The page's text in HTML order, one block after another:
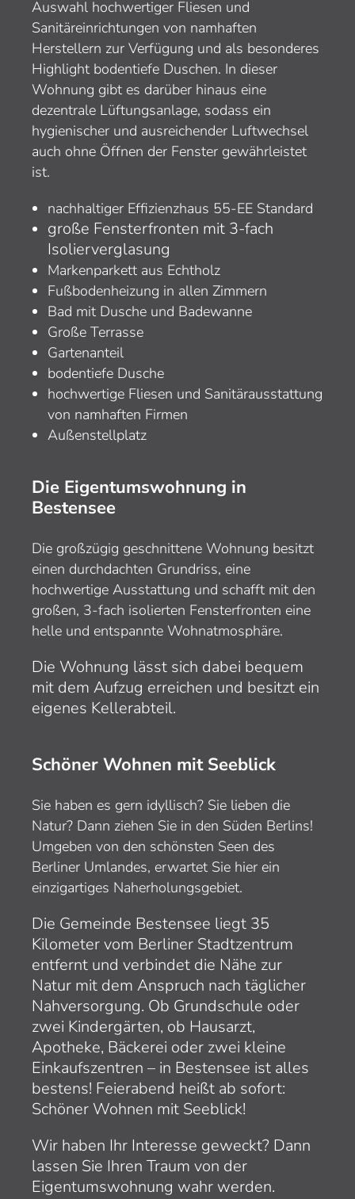
Auswahl hochwertiger Fliesen und
Sanitäreinrichtungen von namhaften
Herstellern zur Verfügung und als besonderes
Highlight bodentiefe Duschen. In dieser
Wohnung gibt es darüber hinaus eine
dezentrale Lüftungsanlage, sodass ein
hygienischer und ausreichender Luftwechsel
auch ohne Öffnen der Fenster gewährleistet
ist.
nachhaltiger Effizienzhaus 55-EE Standard
große Fensterfronten mit 3-fach
Isolierverglasung
Markenparkett aus Echtholz
Fußbodenheizung in allen Zimmern
Bad mit Dusche und Badewanne
Große Terrasse
Gartenanteil
bodentiefe Dusche
hochwertige Fliesen und Sanitärausstattung
von namhaften Firmen
Außenstellplatz
Die Eigentumswohnung in
Bestensee
Die großzügig geschnittene Wohnung besitzt
einen durchdachten Grundriss, eine
hochwertige Ausstattung und schafft mit den
großen, 3-fach isolierten Fensterfronten eine
helle und entspannte Wohnatmosphäre.
Die Wohnung lässt sich dabei bequem
mit dem Aufzug erreichen und besitzt ein
eigenes Kellerabteil.
Schöner Wohnen mit Seeblick
Sie haben es gern idyllisch? Sie lieben die
Natur? Dann ziehen Sie in den Süden Berlins!
Umgeben von den schönsten Seen des
Berliner Umlandes, erwartet Sie hier ein
einzigartiges Naherholungsgebiet.
Die Gemeinde Bestensee liegt 35
Kilometer vom Berliner Stadtzentrum
entfernt und verbindet die Nähe zur
Natur mit dem Anspruch nach täglicher
Nahversorgung. Ob Grundschule oder
zwei Kindergärten, ob Hausarzt,
Apotheke, Bäckerei oder zwei kleine
Einkaufszentren – in Bestensee ist alles
bestens! Feierabend heißt ab sofort:
Schöner Wohnen mit Seeblick!
Wir haben Ihr Interesse geweckt? Dann
lassen Sie Ihren Traum von der
Eigentumswohnung wahr werden.